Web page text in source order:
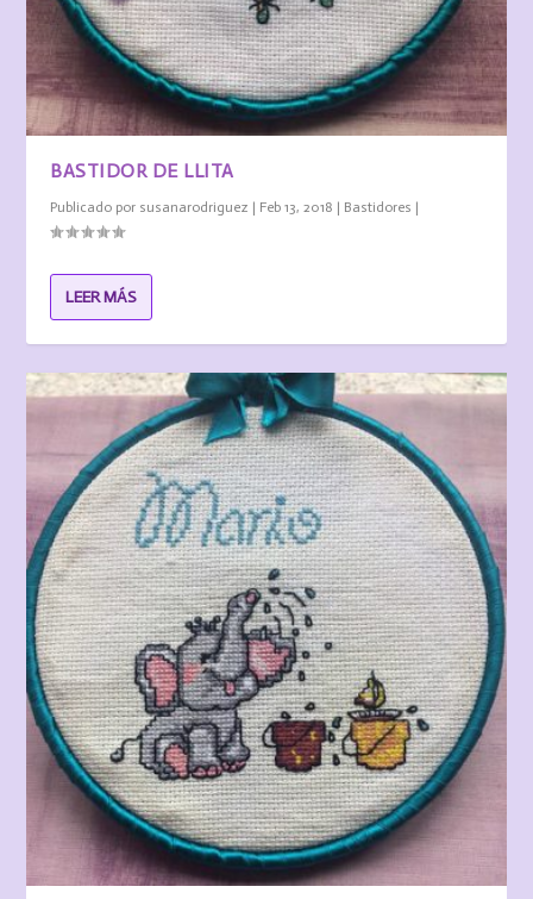
BASTIDOR DE LLITA
Publicado por susanarodriguez | Feb 13, 2018 | Bastidores |
LEER MÁS